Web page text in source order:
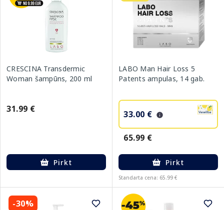
CRESCINA Transdermic
Woman šampūns, 200 ml
31.99 €
Pirkt
LABO Man Hair Loss 5
Patents ampulas, 14 gab.
33.00 €
65.99 €
Pirkt
Standarta cena: 65.99 €
-30%